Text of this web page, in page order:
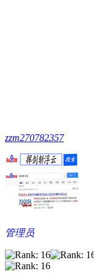
zzm270782357
管理员